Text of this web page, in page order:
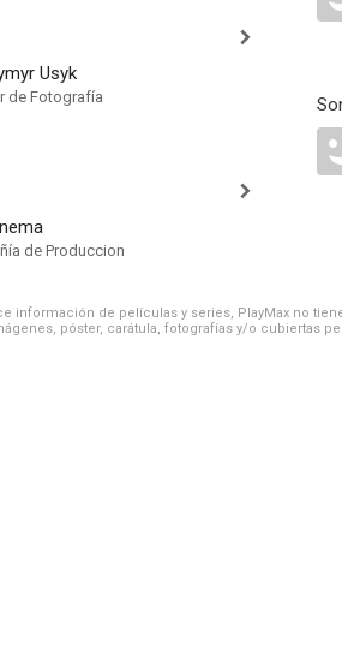
Usyk
de Fotografía
de Produccion
información de películas y series, PlayMax no
póster, carátula, fotografías y/o cubiertas